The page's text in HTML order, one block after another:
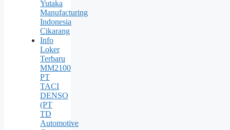
Yutaka
Manufacturing
Indonesia
Cikarang
Info
Loker
Terbaru
MM2100
PT
TACI
DENSO
(PT
TD
Automotive